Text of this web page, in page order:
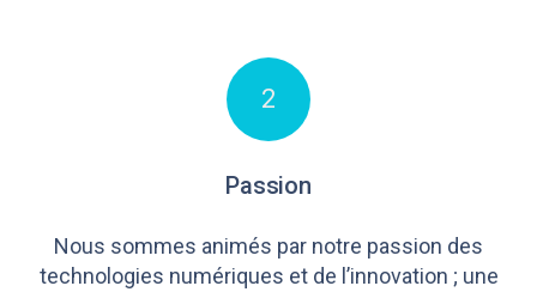
2
Passion
Nous sommes animés par notre passion des
technologies numériques et de l’innovation ; une